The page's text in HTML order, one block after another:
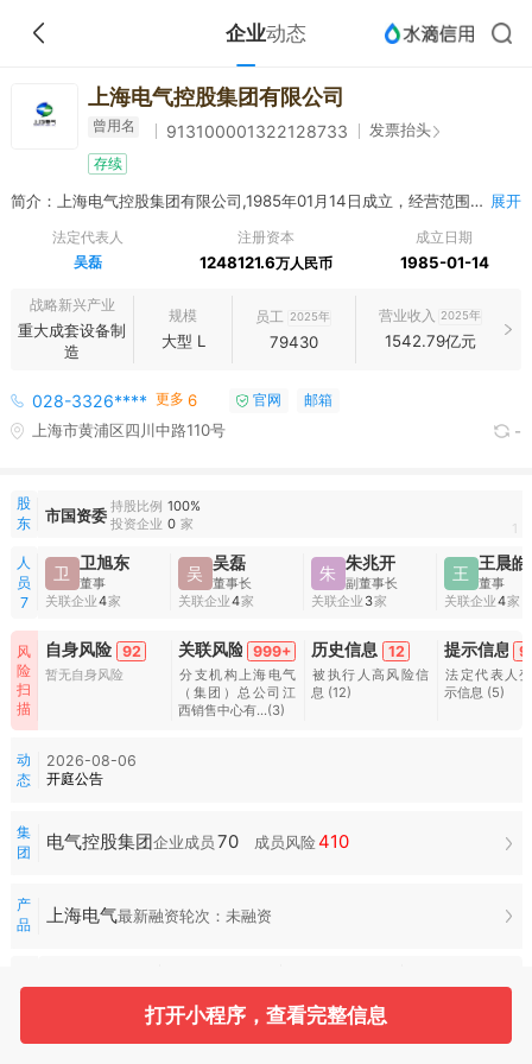
企业动态
上海电气控股集团有限公司
曾用名 913100001322128733 发票抬头
存续
简介：上海电气控股集团有限公司,1985年01月14日成立，经营范围包括许可项目：第二类医疗器械生产；第三类医疗器械生产；第三类医疗器械经营；货物进出口；技术进出口。（依法须经批准的项目，经相关部门批准后方可开展经营活动，具体经营项目以相关部门批准文件或许可证件为准） 一般项目：电力工程项目总承包、设备总成套或分交，对外承包劳务，实业投资，机电产品及相关行业的设备制造销售，为国内和出口项目提供有关技术咨询及培训，市国资委授权范围内的国有资产经营与管理，国内贸易（除专项规定），设计、制作、代理发布各类广告；第一类医疗器械生产；第一类医疗器械销售；第二类医疗器械销售；医疗设备租赁；工程和技术研究和试验发展；软件开发；机械设备研发。（除依法须经批准的项目外，凭营业执照依法自主开展经营活动） 展开
法定代表人
吴磊
注册资本
1248121.6万人民币
成立日期
1985-01-14
战略新兴产业
重大成套设备制
造
规模
大型 L
员工 2025年
79430
营业收入 2025年
1542.79亿元
028-3326**** 更多 6 官网 邮箱
上海市黄浦区四川中路110号 -
股
东
市国资委 持股比例 100%
投资企业 0 家 1
人
员
7
卫 卫旭东
董事
关联企业4家
吴 吴磊
董事长
关联企业4家
朱 朱兆开
副董事长
关联企业 3家
王 王晨皓
董事
关联企业4家
风
险
扫
描
自身风险 92
暂无自身风险
关联风险 999+
分支机构上海电气
（集团）总公司江
西销售中心有...(3)
历史信息 12
被执行人高风险信
息 (12)
提示信息
法定代表人
示信息 (5)
动
态
2026-08-06
开庭公告
集
团
电气控股集团企业成员 70 成员风险410
产
品
上海电气最新融资轮次：未融资
用
司法案件 空壳扫描
打开小程序，查看完整信息